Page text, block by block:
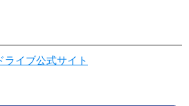
イブ公式サイト